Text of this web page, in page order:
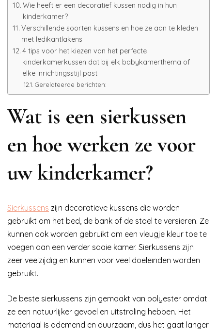
Wie heeft er een decoratief kussen nodig in hun
kinderkamer?
Verschillende soorten kussens en hoe ze aan te kleden
met ledikantlakens
4 tips voor het kiezen van het perfecte
kinderkamerkussen dat bij elk babykamerthema of
elke inrichtingsstijl past
Gerelateerde berichten:
Wat is een sierkussen
en hoe werken ze voor
uw kinderkamer?
Sierkussens zijn decoratieve kussens die worden
gebruikt om het bed, de bank of de stoel te versieren. Ze
kunnen ook worden gebruikt om een vleugje kleur toe te
voegen aan een verder saaie kamer. Sierkussens zijn
zeer veelzijdig en kunnen voor veel doeleinden worden
gebruikt.
De beste sierkussens zijn gemaakt van polyester omdat
ze een natuurlijker gevoel en uitstraling hebben. Het
materiaal is ademend en duurzaam, dus het gaat langer